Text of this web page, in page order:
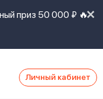
приз 50 000 ₽ 🔥
Личный кабинет